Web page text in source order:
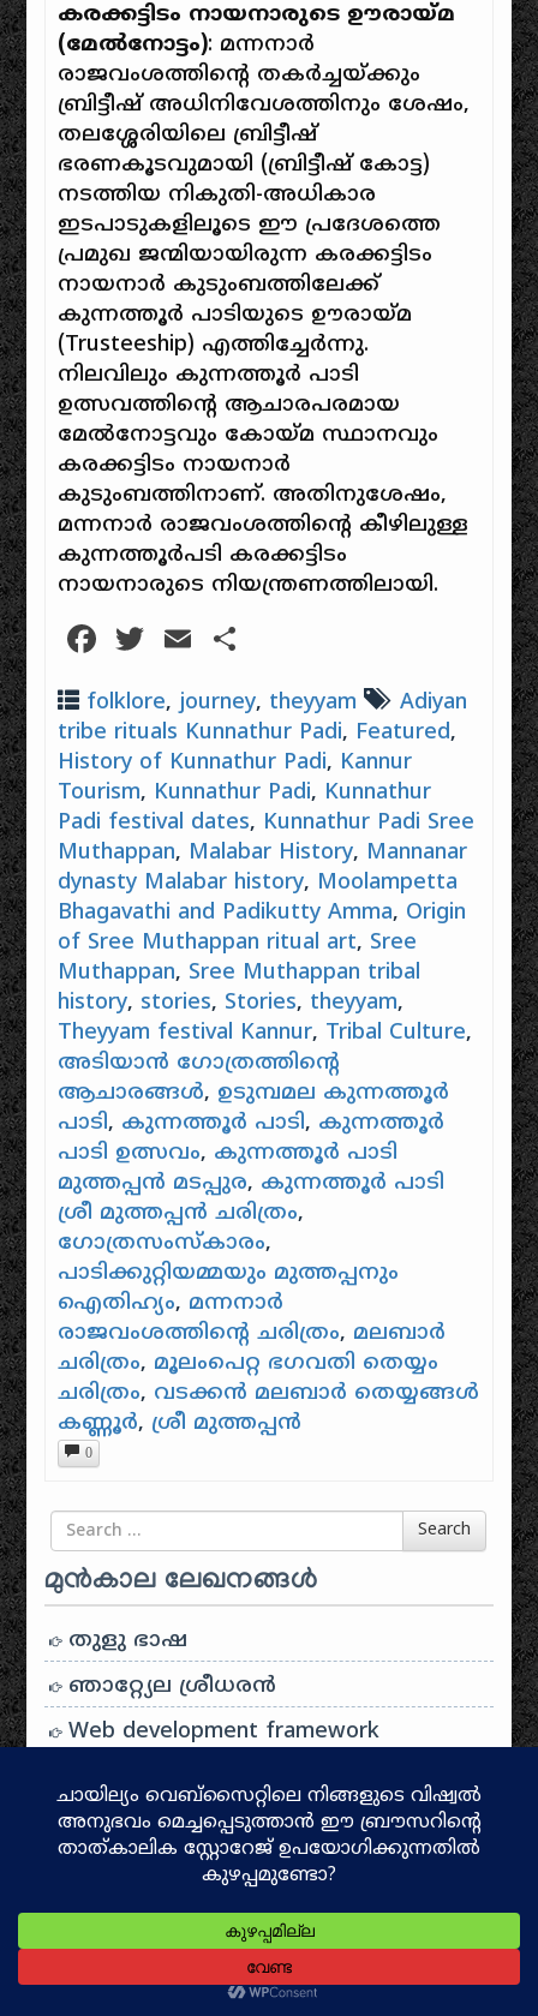
കരക്കട്ടിടം നായനാരുടെ ഊരായ്മ
(മേൽനോട്ടം): മന്നനാർ
രാജവംശത്തിന്റെ തകർച്ചയ്ക്കും
ബ്രിട്ടീഷ് അധിനിവേശത്തിനും ശേഷം,
തലശ്ശേരിയിലെ ബ്രിട്ടീഷ്
ഭരണകൂടവുമായി (ബ്രിട്ടീഷ് കോട്ട)
നടത്തിയ നികുതി-അധികാര
ഇടപാടുകളിലൂടെ ഈ പ്രദേശത്തെ
പ്രമുഖ ജന്മിയായിരുന്ന കരക്കട്ടിടം
നായനാർ കുടുംബത്തിലേക്ക്
കുന്നത്തൂർ പാടിയുടെ ഊരായ്മ
(Trusteeship) എത്തിച്ചേർന്നു.
നിലവിലും കുന്നത്തൂർ പാടി
ഉത്സവത്തിന്റെ ആചാരപരമായ
മേൽനോട്ടവും കോയ്മ സ്ഥാനവും
കരക്കട്ടിടം നായനാർ
കുടുംബത്തിനാണ്. അതിനുശേഷം,
മന്നനാർ രാജവംശത്തിന്റെ കീഴിലുള്ള
കുന്നത്തൂർപടി കരക്കട്ടിടം
നായനാരുടെ നിയന്ത്രണത്തിലായി.
Facebook
Twitter
Email
folklore, journey, theyyam
Adiyan
tribe rituals Kunnathur Padi, Featured,
History of Kunnathur Padi, Kannur
Tourism, Kunnathur Padi, Kunnathur
Padi festival dates, Kunnathur Padi Sree
Muthappan, Malabar History, Mannanar
dynasty Malabar history, Moolampetta
Bhagavathi and Padikutty Amma, Origin
of Sree Muthappan ritual art, Sree
Muthappan, Sree Muthappan tribal
history, stories, Stories, theyyam,
Theyyam festival Kannur, Tribal Culture,
അടിയാൻ ഗോത്രത്തിന്റെ
ആചാരങ്ങൾ, ഉടുമ്പമല കുന്നത്തൂർ
പാടി, കുന്നത്തൂർ പാടി, കുന്നത്തൂർ
പാടി ഉത്സവം, കുന്നത്തൂർ പാടി
മുത്തപ്പൻ മടപ്പുര, കുന്നത്തൂർ പാടി
ശ്രീ മുത്തപ്പൻ ചരിത്രം,
ഗോത്രസംസ്കാരം,
പാടിക്കുറ്റിയമ്മയും മുത്തപ്പനും
ഐതിഹ്യം, മന്നനാർ
രാജവംശത്തിന്റെ ചരിത്രം, മലബാർ
ചരിത്രം, മൂലംപെറ്റ ഭഗവതി തെയ്യം
ചരിത്രം, വടക്കൻ മലബാർ തെയ്യങ്ങൾ
കണ്ണൂർ, ശ്രീ മുത്തപ്പൻ
0
Search for Search
മുൻകാല ലേഖനങ്ങൾ
തുളു ഭാഷ
ഞാറ്റ്യേല ശ്രീധരൻ
Web development framework
വായനയുടെ ലോകം!
അക്ഷരങ്ങളുടെ കൂട്ടുകാരൻ!
കാരം വെടിഞ്ഞ രേഫം
ലോക തപാൽ ദിനം
മലയാളത്തിലെ ടങ് ട്വിസ്റ്റേർസ്
പൊതുവിജ്ഞാനം പരീക്ഷ